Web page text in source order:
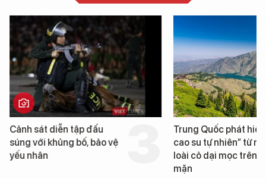
diễn tập đấu
khủng bố, bảo vệ
Trung Quốc phát hiện “mỏ
cao su tự nhiên” từ một
loài cỏ dại mọc trên đất